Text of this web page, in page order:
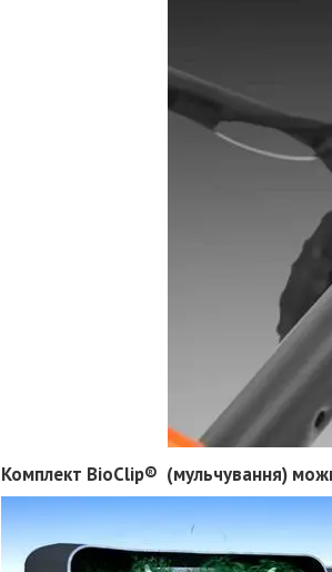
Комплект BioClip® (мульчування)